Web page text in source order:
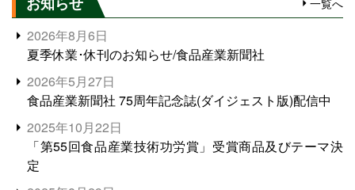
一覧へ
2026年8月6日
夏季休業･休刊のお知らせ/食品産業新聞社
2026年5月27日
食品産業新聞社 75周年記念誌(ダイジェスト版)配信中
2025年10月22日
「第55回食品産業技術功労賞」受賞商品及びテーマ決
定